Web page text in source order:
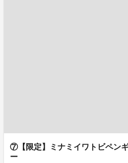
⑦【限定】ミナミイワトビペン
ー